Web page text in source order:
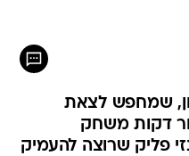
סון, שמחפש לצאת
דקות משחק
פליק שרוצה להעמיק